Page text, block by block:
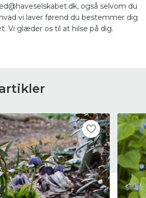
også selvom du
vi laver førend du bestemmer dig
Vi glæder os til at hilse på dig.